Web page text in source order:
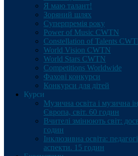
Я маю талант!
Зоряний шлях
Суперпремія року
Power of Music CWTN
Constellation of Talents
World Vision CWTN
World Stars CWTN
Competitions Worldwide
Фахові конкурси
Конкурси для дітей
Курси
Музична освіта і музична
Європа, світ. 60 годин
Вчителі змінюють світ:
годин
Інклюзивна освіта:
аспекти. 15 годин